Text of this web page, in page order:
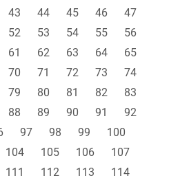
43 44 45 46
47
52 53 54 55
56
61 62 63 64
65
70 71 72 73
74
79 80 81 82
83
88 89 90 91
92
97 98 99
100
104 105 106
107
111 112 113
114